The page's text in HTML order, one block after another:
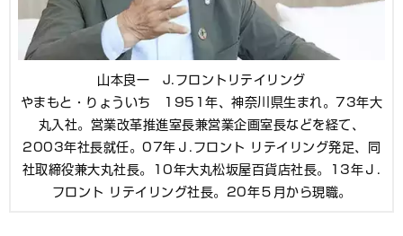
山本良一 J.フロントリテイリング
やまもと・りょういち 1951年、神奈川県生まれ。73年大
丸入社。営業改革推進室長兼営業企画室長などを経て、
2003年社長就任。07年Ｊ.フロント リテイリング発足、同
社取締役兼大丸社長。10年大丸松坂屋百貨店社長。13年Ｊ.
フロント リテイリング社長。20年５月から現職。